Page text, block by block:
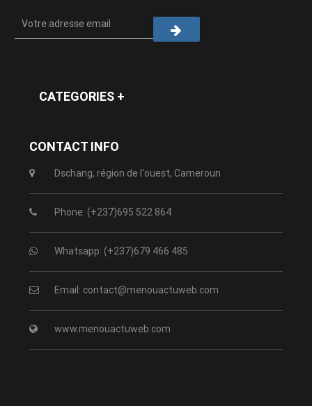
CATEGORIES +
CONTACT INFO
Dschang, région de l'ouest, Cameroun
Phone: (+237)695 522 864
Whatsapp: (+237)679 466 485
Email: contact@menouactuweb.com
www.menouactuweb.com